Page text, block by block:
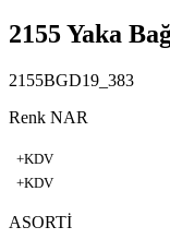
2155 Yaka
2155BGD19_383
Renk NAR
+KDV
+KDV
ASORTİ